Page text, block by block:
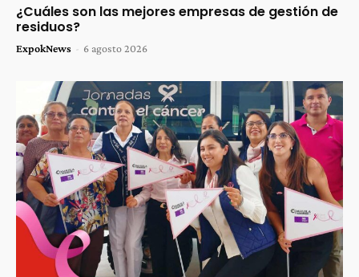
¿Cuáles son las mejores empresas de gestión de
residuos?
ExpokNews - 6 agosto 2026